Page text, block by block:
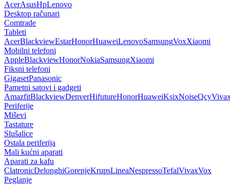
AcerAsusHpLenovo
Desktop računari
Comtrade
Tableti
AcerBlackviewEstarHonorHuaweiLenovoSamsungVoxXiaomi
Mobilni telefoni
AppleBlackviewHonorNokiaSamsungXiaomi
Fiksni telefoni
GigasetPanasonic
Pametni satovi i gadgeti
AmazfitBlackviewDenverHifutureHonorHuaweiKsixNoiseQcy
Periferije
Miševi
Tastature
Slušalice
Ostala periferija
Mali kućni aparati
Aparati za kafu
ClatronicDelonghiGorenjeKrupsLineaNespressoTefalVivaxVox
Peglanje